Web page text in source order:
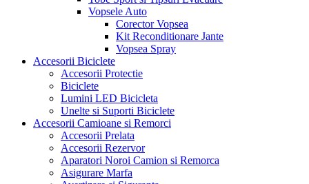
Vopsele Auto
Corector Vopsea
Kit Reconditionare Jante
Vopsea Spray
Accesorii Biciclete
Accesorii Protectie
Biciclete
Lumini LED Bicicleta
Unelte si Suporti Biciclete
Accesorii Camioane si Remorci
Accesorii Prelata
Accesorii Rezervor
Aparatori Noroi Camion si Remorca
Asigurare Marfa